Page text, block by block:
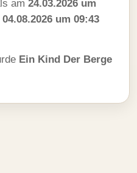
am 24.03.2026 um
04.08.2026 um 09:43
Ein Kind Der Berge